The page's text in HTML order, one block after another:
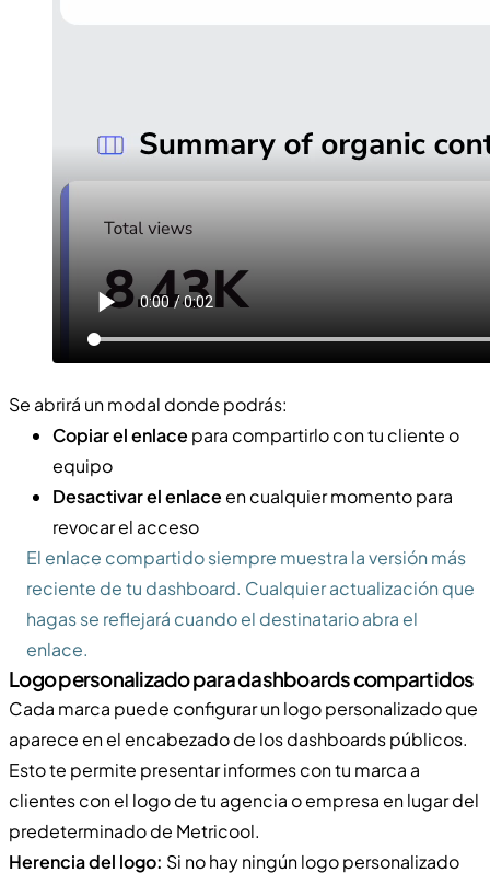
Se abrirá un modal donde podrás:
Copiar el enlace para compartirlo con tu cliente o
equipo
Desactivar el enlaceen cualquier momento para
revocar el acceso
El enlace compartido siempre muestra la versión más
reciente de tu dashboard. Cualquier actualización que
hagas se reflejará cuando el destinatario abra el
enlace.
Logo personalizado para dashboards compartidos
Cada marca puede configurar un logo personalizado que
aparece en el encabezado de los dashboards públicos.
Esto te permite presentar informes con tu marca a
clientes con el logo de tu agencia o empresa en lugar del
predeterminado de Metricool.
Herencia del logo: Si no hay ningún logo personalizado